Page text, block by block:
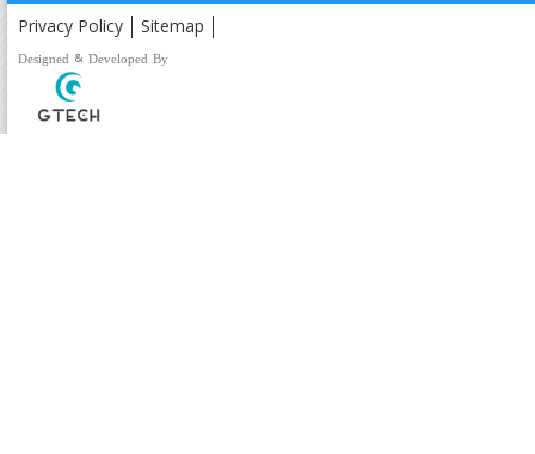
Privacy Policy Sitemap
Designed & Developed By